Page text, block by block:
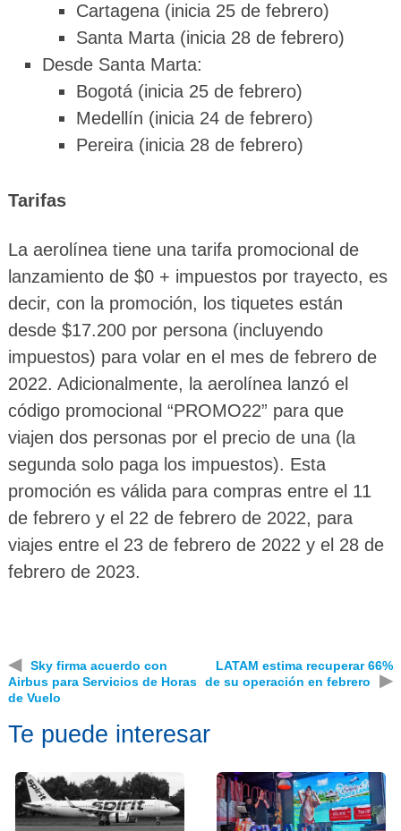
Cartagena (inicia 25 de febrero)
Santa Marta (inicia 28 de febrero)
Desde Santa Marta:
Bogotá (inicia 25 de febrero)
Medellín (inicia 24 de febrero)
Pereira (inicia 28 de febrero)
Tarifas
La aerolínea tiene una tarifa promocional de
lanzamiento de $0 + impuestos por trayecto, es
decir, con la promoción, los tiquetes están
desde $17.200 por persona (incluyendo
impuestos) para volar en el mes de febrero de
2022. Adicionalmente, la aerolínea lanzó el
código promocional “PROMO22” para que
viajen dos personas por el precio de una (la
segunda solo paga los impuestos). Esta
promoción es válida para compras entre el 11
de febrero y el 22 de febrero de 2022, para
viajes entre el 23 de febrero de 2022 y el 28 de
febrero de 2023.
◀
Sky firma acuerdo con
Airbus para Servicios de Horas
de Vuelo
LATAM estima recuperar 66%
de su operación en febrero
▶
Te puede interesar